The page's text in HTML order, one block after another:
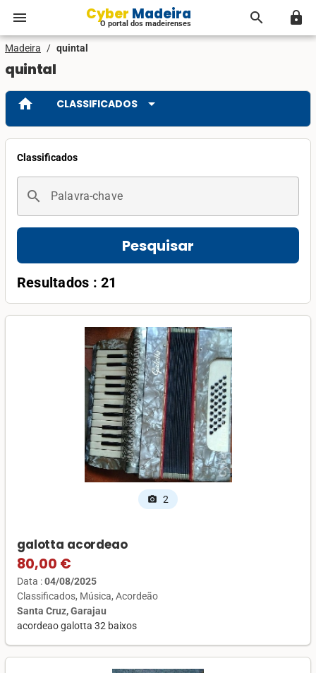
menu Cyber Madeira
O portal dos madeirenses search lock
Madeira / quintal
quintal
home CLASSIFICADOS arrow_drop_down
Classificados
search Palavra-chave
Pesquisar
Resultados : 21
photo_camera 2
galotta acordeao
80,00 €
Data :04/08/2025
Classificados Música Acordeão
Santa Cruz, Garajau
acordeao galotta 32 baixos